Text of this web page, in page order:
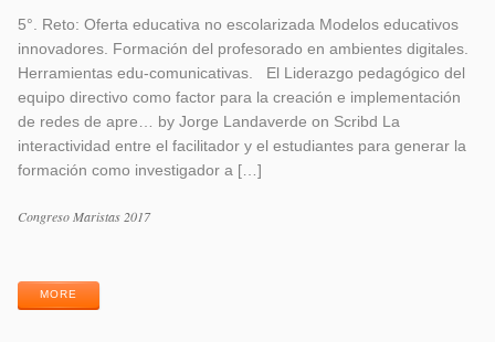
5°. Reto: Oferta educativa no escolarizada Modelos educativos
innovadores. Formación del profesorado en ambientes digitales.
Herramientas edu-comunicativas. El Liderazgo pedagógico del
equipo directivo como factor para la creación e implementación
de redes de apre… by Jorge Landaverde on Scribd La
interactividad entre el facilitador y el estudiantes para generar la
formación como investigador a […]
Categorías
Congreso Maristas 2017
MORE